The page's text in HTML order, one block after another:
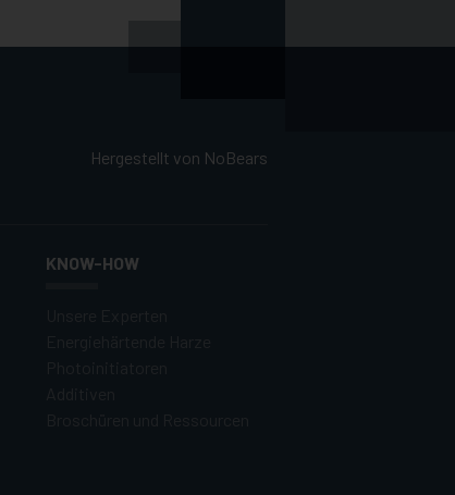
Hergestellt von NoBears
KNOW-HOW